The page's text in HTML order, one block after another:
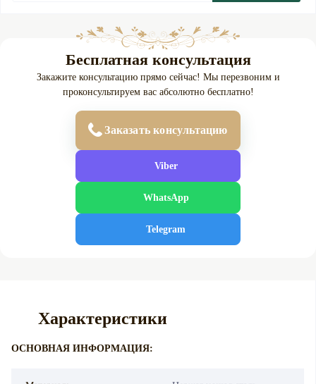
Бесплатная консультация
Закажите консультацию прямо сейчас! Мы перезвоним и
проконсультируем вас абсолютно бесплатно!
Заказать консультацию
Viber
WhatsApp
Telegram
Характеристики
ОСНОВНАЯ ИНФОРМАЦИЯ: